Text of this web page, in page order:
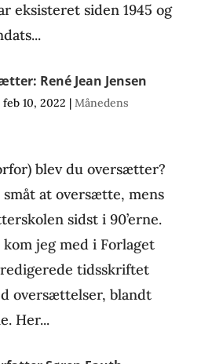
eksisteret siden 1945 og
René Jean Jensen
feb 10, 2022 | Månedens
blev du oversætter?
småt at oversætte, mens
sidst i 90’erne.
jeg med i Forlaget
tidsskriftet
oversættelser, blandt
Her...